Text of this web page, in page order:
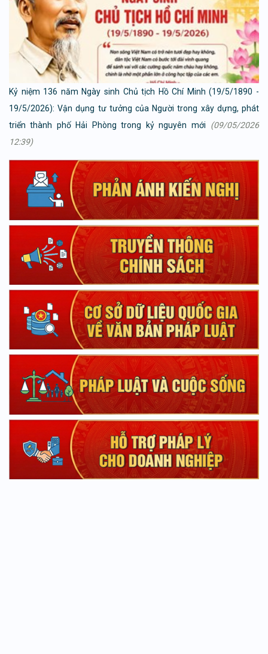
Kỷ niệm 136 năm Ngày sinh Chủ tịch Hồ Chí Minh (19/5/1890 -
19/5/2026): Vận dụng tư tưởng của Người trong xây dựng, phát
triển thành phố Hải Phòng trong kỷ nguyên mới
(09/05/2026
12:39)